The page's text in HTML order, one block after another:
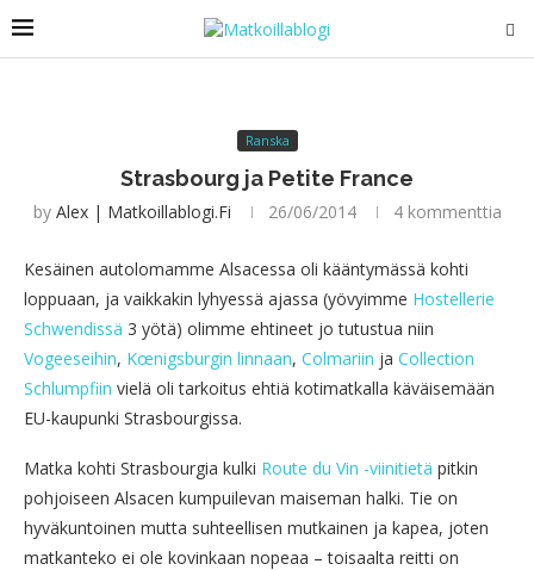
Ranska
Strasbourg ja Petite France
by Alex | Matkoillablogi.fi 26/06/2014 4 kommenttia
Kesäinen autolomamme Alsacessa oli kääntymässä kohti
loppuaan, ja vaikkakin lyhyessä ajassa (yövyimme Hostellerie
Schwendissä 3 yötä) olimme ehtineet jo tutustua niin
Vogeeseihin, Kœnigsburgin linnaan, Colmariin ja Collection
Schlumpfiin vielä oli tarkoitus ehtiä kotimatkalla käväisemään
EU-kaupunki Strasbourgissa.
Matka kohti Strasbourgia kulki Route du Vin -viinitietä pitkin
pohjoiseen Alsacen kumpuilevan maiseman halki. Tie on
hyväkuntoinen mutta suhteellisen mutkainen ja kapea, joten
matkanteko ei ole kovinkaan nopeaa – toisaalta reitti on